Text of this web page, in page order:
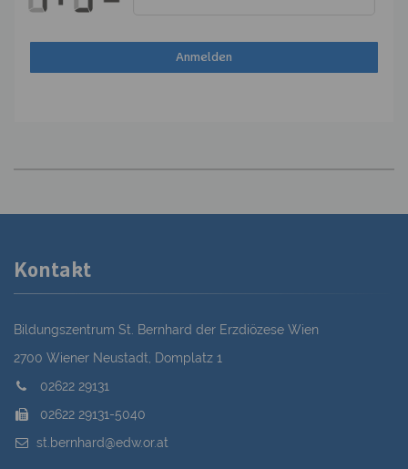
Kontakt
Bildungszentrum St. Bernhard der Erzdiözese Wien
2700 Wiener Neustadt, Domplatz 1
02622 29131
02622 29131-5040
st.bernhard@edw.or.at